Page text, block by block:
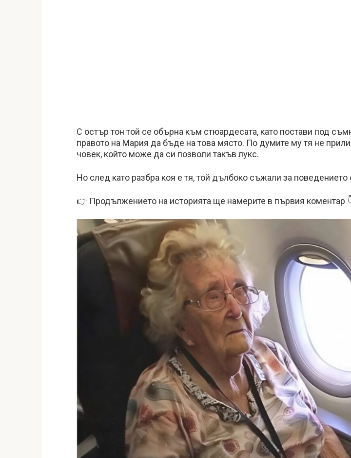
С остър тон той се обърна към стюардесата, като постави под
правото на Мария да бъде на това място. По думите му тя не
човек, който може да си позволи такъв лукс.
Но след като разбра коя е тя, той дълбоко съжали за поведението
👉 Продължението на историята ще намерите в първия коментар